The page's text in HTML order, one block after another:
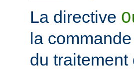
La directive
la commande
du